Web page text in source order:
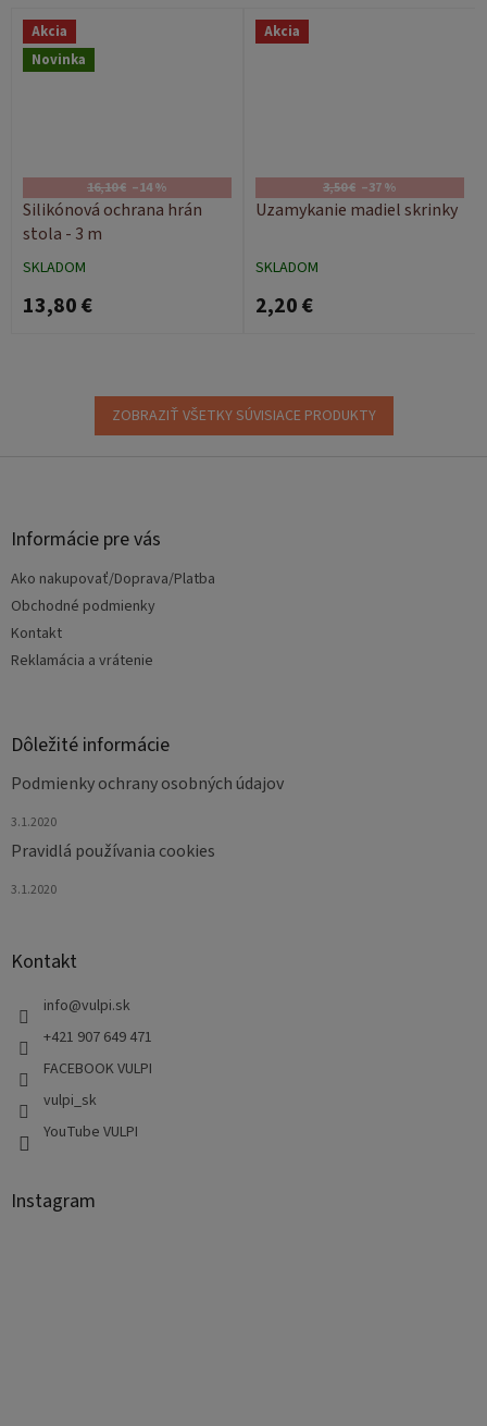
Akcia
Novinka
16,10 € –14 %
Silikónová ochrana hrán
stola - 3 m
SKLADOM
13,80 €
Akcia
3,50 € –37 %
Uzamykanie madiel skrinky
SKLADOM
2,20 €
ZOBRAZIŤ VŠETKY SÚVISIACE PRODUKTY
Informácie pre vás
Ako nakupovať/Doprava/Platba
Obchodné podmienky
Kontakt
Reklamácia a vrátenie
Dôležité informácie
Podmienky ochrany osobných údajov
3.1.2020
Pravidlá používania cookies
3.1.2020
Kontakt
info@vulpi.sk
+421 907 649 471
FACEBOOK VULPI
vulpi_sk
YouTube VULPI
Instagram